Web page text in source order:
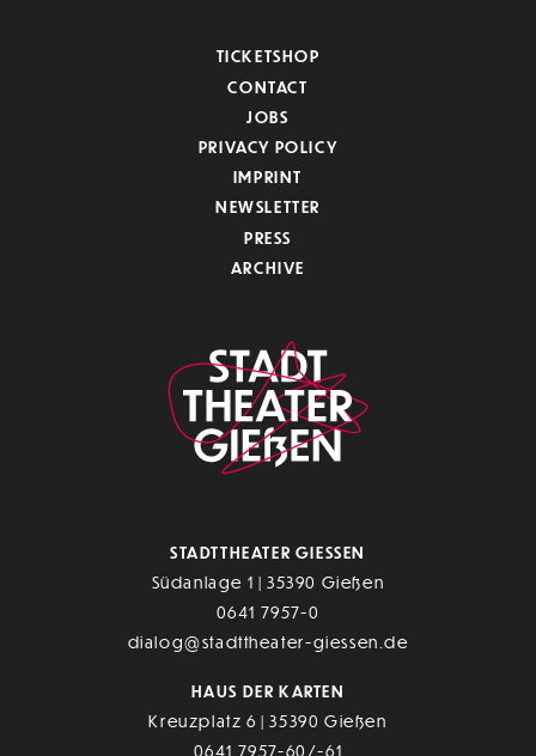
TICKETSHOP
CONTACT
JOBS
PRIVACY POLICY
IMPRINT
NEWSLETTER
PRESS
ARCHIVE
STADTTHEATER GIESSEN
Südanlage 1 | 35390 Gießen
0641 7957-0
dialog@stadttheater-giessen.de
HAUS DER KARTEN
Kreuzplatz 6 | 35390 Gießen
0641 7957-60/-61